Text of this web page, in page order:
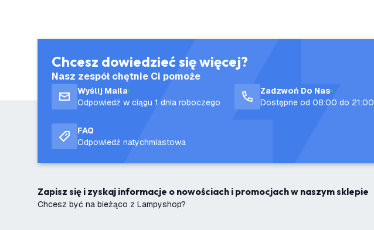
Chcesz dowiedzieć się więcej?
Nasz zespół chętnie Ci pomoże
Wyślij Maila
Odpowiedź w ciągu 1 dnia roboczego
Zadzwoń Do Nas
Dostępne od 08:00 do 21:00
FAQ
Odpowiedź natychmiastowa
Zapisz się i zyskaj informacje o nowościach i promocjach w naszym sklepie
Chcesz być na bieżąco z Lampyshop?